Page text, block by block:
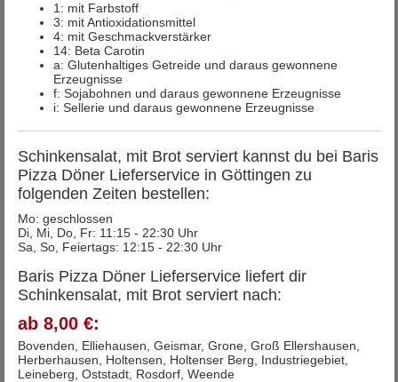
1: mit Farbstoff
3: mit Antioxidationsmittel
4: mit Geschmackverstärker
14: Beta Carotin
a: Glutenhaltiges Getreide und daraus gewonnene
Erzeugnisse
f: Sojabohnen und daraus gewonnene Erzeugnisse
i: Sellerie und daraus gewonnene Erzeugnisse
Schinkensalat, mit Brot serviert kannst du bei Baris
Pizza Döner Lieferservice in Göttingen zu
folgenden Zeiten bestellen:
Mo: geschlossen
Di, Mi, Do, Fr: 11:15 - 22:30 Uhr
Sa, So, Feiertags: 12:15 - 22:30 Uhr
Baris Pizza Döner Lieferservice liefert dir
Schinkensalat, mit Brot serviert nach:
ab 8,00 €:
Bovenden, Elliehausen, Geismar, Grone, Groß Ellershausen,
Herberhausen, Holtensen, Holtenser Berg, Industriegebiet,
Leineberg, Oststadt, Rosdorf, Weende